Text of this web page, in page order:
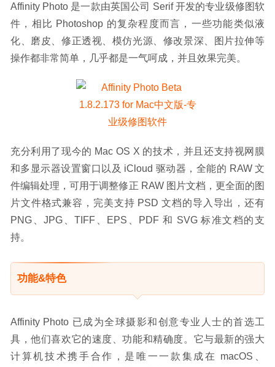
Affinity Photo 是一款由英国公司 Serif 开发的专业级修图软
件，相比 Photoshop 的复杂程度而言，一些功能类似液
化、磨皮、修正透视、模仿光源、修改景深、图片拉伸等
操作都非常简单，几乎都是一气呵成，并且效果完美。
充分利用了现今的 Mac OS X 的技术，并且还支持视网膜
和多显示器设置窗口以及 iCloud 驱动器，全能的 RAW 文
件编辑处理，可用于调整修正 RAW 图片文档，更全面的图
片文件格式兼容，完美支持 PSD 文档的导入导出，还有
PNG、JPG、TIFF、EPS、PDF 和 SVG 标准文档的支
持。
功能&特色
Affinity Photo 已成为全球摄影和创意专业人士的首选工
具，他们喜欢它的速度、功能和精确度。它与最新的强大
计算机技术携手合作，是唯一一款集成在 macOS、